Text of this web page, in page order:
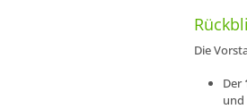
Die
Der
und